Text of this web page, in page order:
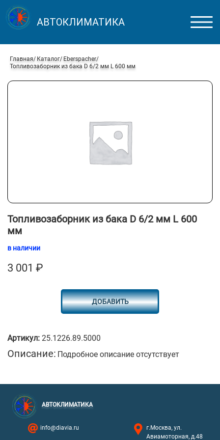
АВТОКЛИМАТИКА
Главная Каталог
Eberspacher
Топливозаборник из бака D 6/2 мм L 600 мм
Топливозаборник из бака D 6/2 мм L 600
мм
в наличии
3 001 ₽
ДОБАВИТЬ
Артикул: 25.1226.89.5000
Описание: Подробное описание отсутствует
АВТОКЛИМАТИКА
info@diavia.ru
г.Москва, ул.
Авиамоторная, д.48